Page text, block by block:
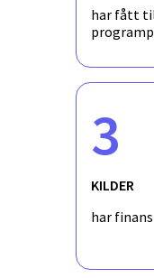
har fått
3
KILDER
har